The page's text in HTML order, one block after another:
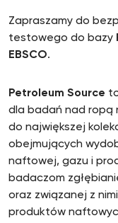
Zapraszamy do
testowego do bazy
EBSCO.
Petroleum Source
dla badań nad ropą
do największej
obejmujących
naftowej, gazu i
badaczom
oraz związanej z
produktów